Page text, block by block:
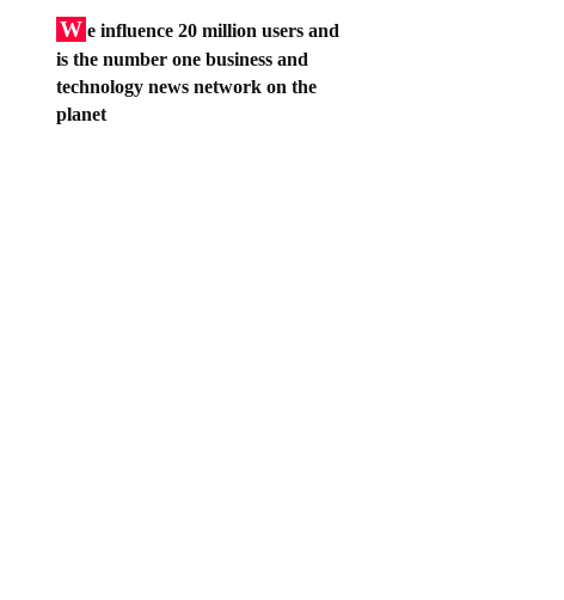
W e influence 20 million users and
is the number one business and
technology news network on the
planet